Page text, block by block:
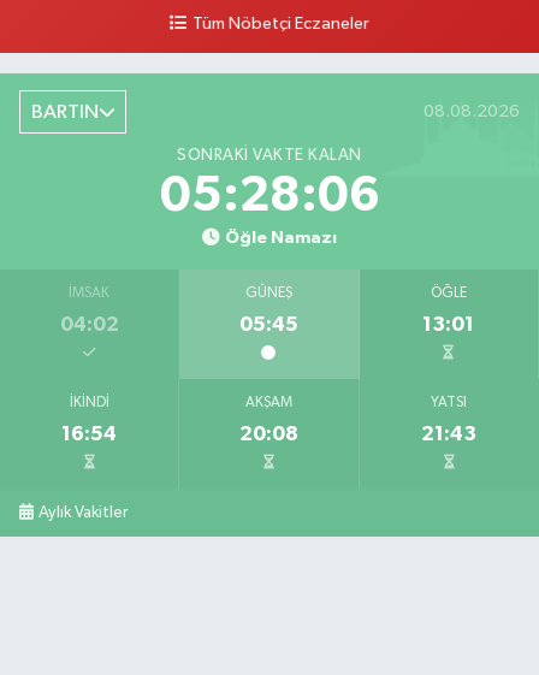
Tüm Nöbetçi Eczaneler
BARTIN 08.08.2026
SONRAKI VAKTE KALAN
05:28:05
Öğle Namazı
İMSAK
04:02
GÜNEŞ
05:45
ÖĞLE
13:01
İKINDI
16:54
AKŞAM
20:08
YATSI
21:43
Aylık Vakitler